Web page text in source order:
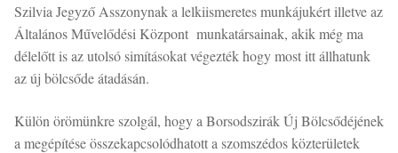
Szilvia Jegyző Asszonynak a lelkiismeretes munkájukért illetve az
Általános Művelődési Központ munkatársainak, akik még ma
délelőtt is az utolsó simításokat végezték hogy most itt állhatunk
az új bölcsőde átadásán.
Külön örömünkre szolgál, hogy a Borsodszirák Új Bölcsődéjének
a megépítése összekapcsolódhatott a szomszédos közterületek